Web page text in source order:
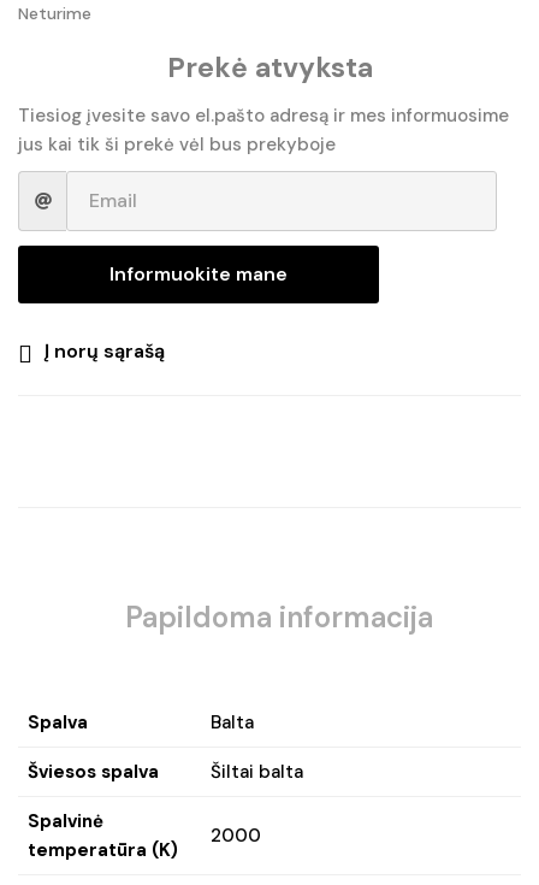
price
€19.90.
price
€15.90.
Neturime
Prekė atvyksta
Tiesiog įvesite savo el.pašto adresą ir mes informuosime
jus kai tik ši prekė vėl bus prekyboje
Informuokite mane
Į norų sąrašą
Papildoma informacija
Spalva Balta
Šviesos spalva Šiltai balta
Spalvinė
temperatūra (K)
2000